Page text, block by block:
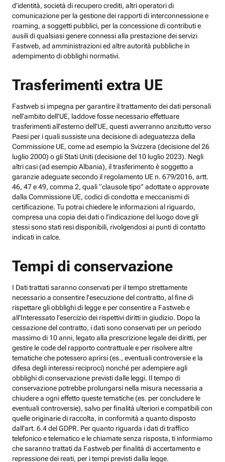
d’identità, società di recupero crediti, altri operatori di
comunicazione per la gestione dei rapporti di interconnessione e
roaming, a soggetti pubblici, per la concessione di contributi e
ausili di qualsiasi genere connessi alla prestazione dei servizi
Fastweb, ad amministrazioni ed altre autorità pubbliche in
adempimento di obblighi normativi.
Trasferimenti extra UE
Fastweb si impegna per garantire il trattamento dei dati personali
nell’ambito dell’UE, laddove fosse necessario effettuare
trasferimenti all’esterno dell’UE, questi avverranno anzitutto verso
Paesi per i quali sussiste una decisione di adeguatezza della
Commissione UE, come ad esempio la Svizzera (decisione del 26
luglio 2000) o gli Stati Uniti (decisione del 10 luglio 2023). Negli
altri casi (ad esempio Albania), il trasferimento è soggetto a
garanzie adeguate secondo il regolamento UE n. 679/2016, artt.
46, 47 e 49, comma 2, quali “clausole tipo” adottate o approvate
dalla Commissione UE, codici di condotta e meccanismi di
certificazione. Tu potrai chiedere le informazioni al riguardo,
compresa una copia dei dati o l’indicazione del luogo dove gli
stessi sono stati resi disponibili, rivolgendosi ai punti di contatto
indicati in calce.
Tempi di conservazione
I Dati trattati saranno conservati per il tempo strettamente
necessario a consentire l’esecuzione del contratto, al fine di
rispettare gli obblighi di legge e per consentire a Fastweb e
all’Interessato l’esercizio dei rispettivi diritti in giudizio. Dopo la
cessazione del contratto, i dati sono conservati per un periodo
massimo di 10 anni, legato alla prescrizione legale dei diritti, per
gestire le code del rapporto contrattuale e per risolvere altre
tematiche che potessero aprirsi (es., eventuali controversie e la
difesa degli interessi reciproci) nonché per adempiere agli
obblighi di conservazione previsti dalle leggi. Il tempo di
conservazione potrebbe prolungarsi nella misura necessaria a
chiudere a ogni effetto queste tematiche (es. per concludere le
eventuali controversie), salvo per finalità ulteriori e compatibili con
quelle originarie di raccolta, in conformità a quanto disposto
dall’art. 6.4 del GDPR. Per quanto riguarda i dati di traffico
telefonico e telematico e le chiamate senza risposta, ti informiamo
che saranno trattati da Fastweb per finalità di accertamento e
repressione dei reati, per i tempi previsti dalla legge.